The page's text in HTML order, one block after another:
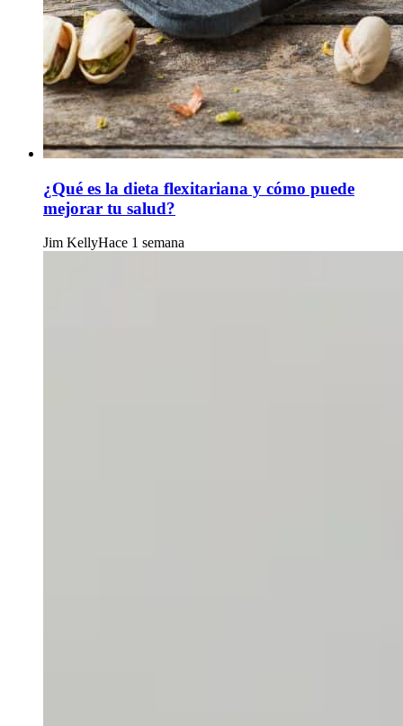
¿Qué es la dieta flexitariana y cómo puede
mejorar tu salud?
Jim KellyHace 1 semana